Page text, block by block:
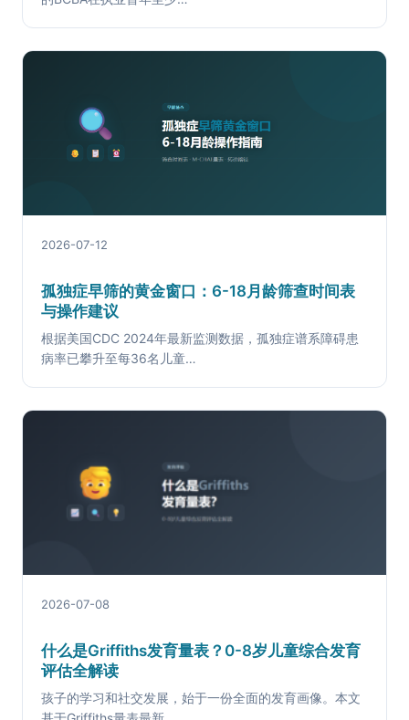
2026-07-12
孤独症早筛的黄金窗口：6-18月龄筛查时间表
与操作建议
根据美国CDC 2024年最新监测数据，孤独症谱系障碍患
病率已攀升至每36名儿童…
2026-07-08
什么是Griffiths发育量表？0-8岁儿童综合发育
评估全解读
孩子的学习和社交发展，始于一份全面的发育画像。本文